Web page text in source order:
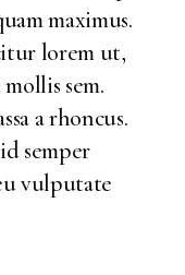
maximus.
lorem ut,
sem.
a rhoncus.
semper
vulputate